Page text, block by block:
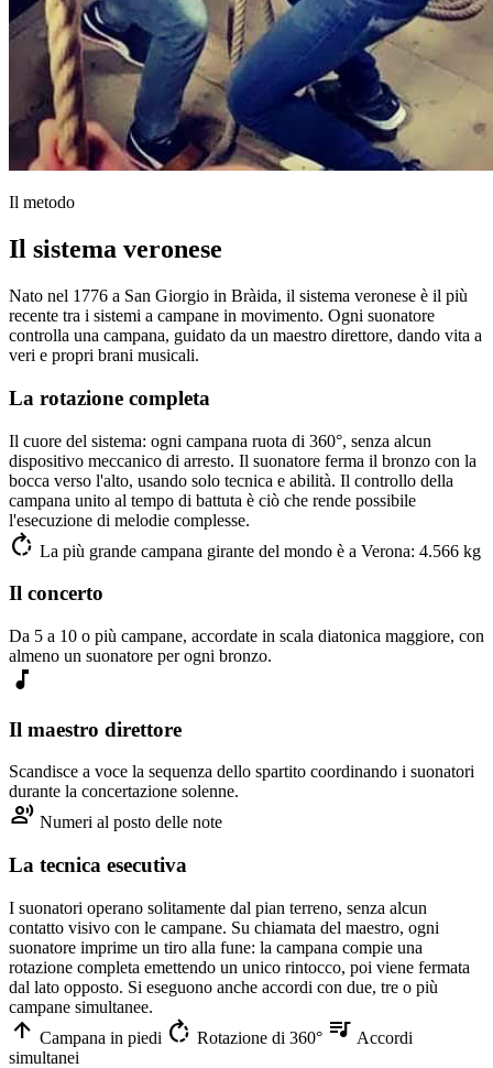
Il metodo
Il sistema veronese
Nato nel 1776 a San Giorgio in Bràida, il sistema veronese è il più
recente tra i sistemi a campane in movimento. Ogni suonatore
controlla una campana, guidato da un maestro direttore, dando vita a
veri e propri brani musicali.
La rotazione completa
Il cuore del sistema: ogni campana ruota di 360°, senza alcun
dispositivo meccanico di arresto. Il suonatore ferma il bronzo con la
bocca verso l'alto, usando solo tecnica e abilità. Il controllo della
campana unito al tempo di battuta è ciò che rende possibile
l'esecuzione di melodie complesse.
rotate_right La più grande campana girante del mondo è a Verona: 4.566 kg
Il concerto
Da 5 a 10 o più campane, accordate in scala diatonica maggiore, con
almeno un suonatore per ogni bronzo.
music_note
Il maestro direttore
Scandisce a voce la sequenza dello spartito coordinando i suonatori
durante la concertazione solenne.
record_voice_over Numeri al posto delle note
La tecnica esecutiva
I suonatori operano solitamente dal pian terreno, senza alcun
contatto visivo con le campane. Su chiamata del maestro, ogni
suonatore imprime un tiro alla fune: la campana compie una
rotazione completa emettendo un unico rintocco, poi viene fermata
dal lato opposto. Si eseguono anche accordi con due, tre o più
campane simultanee.
arrow_upward Campana in piedi rotate_right Rotazione di 360° queue_music Accordi
simultanei